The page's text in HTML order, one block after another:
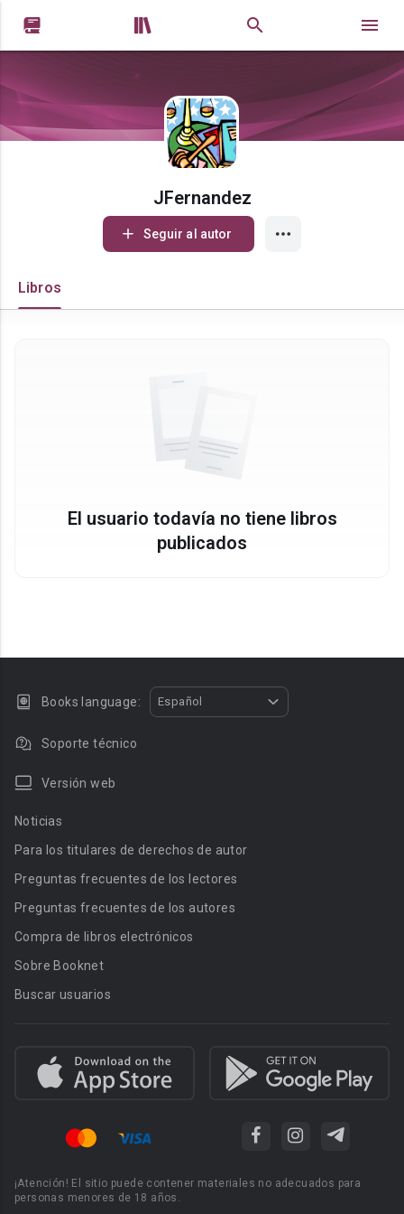
 
JFernandez
Seguir al autor
Libros
El usuario todavía no tiene libros
publicados
Books language: Español
Soporte técnico
Versión web
Noticias
Para los titulares de derechos de autor
Preguntas frecuentes de los lectores
Preguntas frecuentes de los autores
Compra de libros electrónicos
Sobre Booknet
Buscar usuarios
¡Atención! El sitio puede contener materiales no adecuados para
personas menores de 18 años.